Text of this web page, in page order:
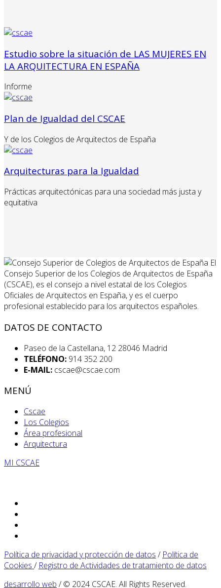
Estudio sobre la situación de LAS MUJERES EN
LA ARQUITECTURA EN ESPAÑA
Informe
Plan de Igualdad del CSCAE
Y de los Colegios de Arquitectos de España
Arquitecturas para la Igualdad
Prácticas arquitectónicas para una sociedad más justa y
equitativa
El
Consejo Superior de los Colegios de Arquitectos de España
(CSCAE), es el consejo a nivel estatal de los Colegios
Oficiales de Arquitectos en España, y es el cuerpo
profesional establecido para los arquitectos españoles.
DATOS DE CONTACTO
Paseo de la Castellana, 12 28046 Madrid
TELÉFONO: 914 352 200
E-MAIL: cscae@cscae.com
MENÚ
Cscae
Los Colegios
Área profesional
Arquitectura
MI CSCAE
Política de privacidad y protección de datos / Política de
Cookies / Registro de Actividades de tratamiento de datos
desarrollo web / © 2024 CSCAE. All Rights Reserved.